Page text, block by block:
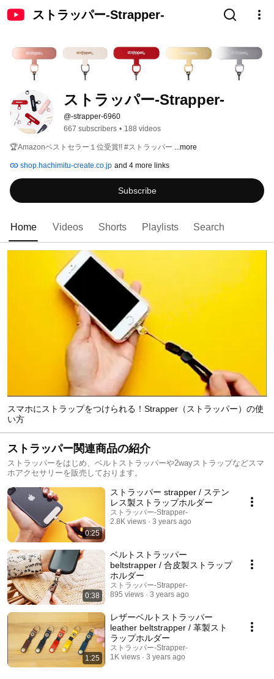
ストラッパー-Strapper-
ストラッパー-Strapper-
@-strapper-6960
667 subscribers • 188 videos
🏆Amazonベストセラー１位受賞!! #ストラッパー ...more
shop.hachimitu-create.co.jp and 4 more links
Subscribe
Home Videos Shorts Playlists Search
スマホにストラップをつけられる！Strapper（ストラッパー）の使
い方
ストラッパー関連商品の紹介
ストラッパーをはじめ、ベルトストラッパーや2wayストラップなどスマ
ホアクセサリーを販売しております。
0:25
ストラッパー strapper / ステン
レス製ストラップホルダー
ストラッパー-Strapper-
2.8K views
3 years ago
0:38
ベルトストラッパー
beltstrapper / 合皮製ストラップ
ホルダー
ストラッパー-Strapper-
895 views
3 years ago
1:25
レザーベルトストラッパー
leather beltstrapper / 革製スト
ラップホルダー
ストラッパー-Strapper-
1K views
3 years ago